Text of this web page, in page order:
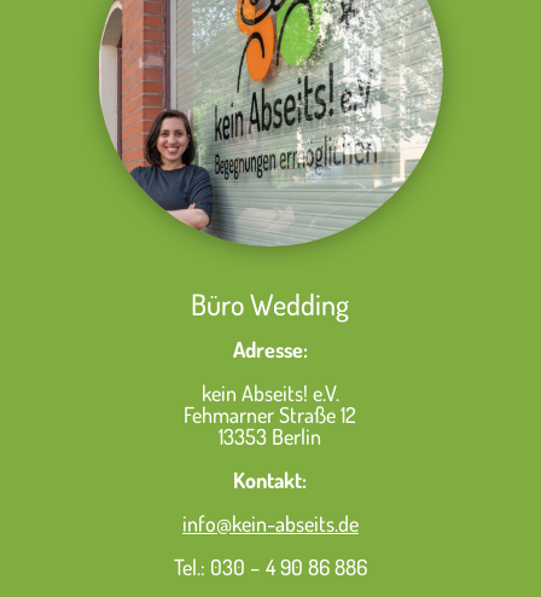
Büro Wedding
Adresse:
kein Abseits! e.V.
Fehmarner Straße 12
13353 Berlin
Kontakt:
info@kein-abseits.de
Tel.: 030 – 4 90 86 886